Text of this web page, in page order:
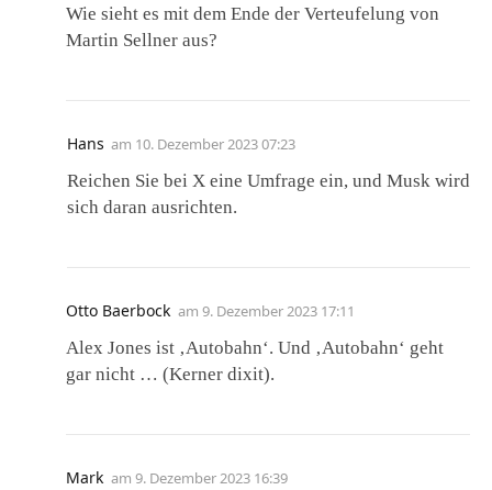
Wie sieht es mit dem Ende der Verteufelung von
Martin Sellner aus?
Hans am 10. Dezember 2023 07:23
Reichen Sie bei X eine Umfrage ein, und Musk wird
sich daran ausrichten.
Otto Baerbock am 9. Dezember 2023 17:11
Alex Jones ist ‚Autobahn‘. Und ‚Autobahn‘ geht
gar nicht … (Kerner dixit).
Mark am 9. Dezember 2023 16:39